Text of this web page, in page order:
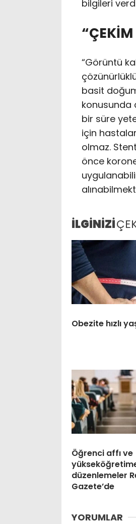
bilgileri
“Görüntü
basit
konusunda
bir süre
için
olmaz.
önce
İLGİNİZİ
Obezite hızlı
Öğrenci affı ve
düzenlemeler
Gazete’de
YORUMLAR